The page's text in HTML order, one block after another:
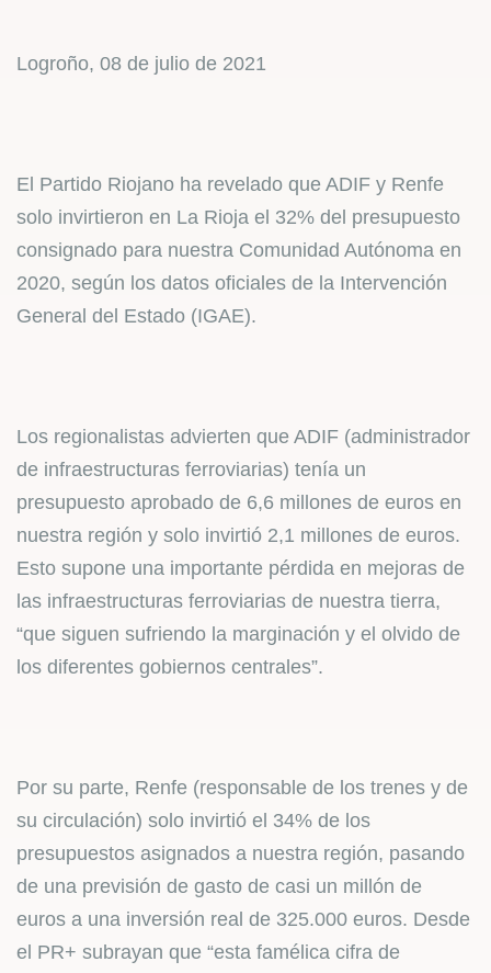
Logroño, 08 de julio de 2021
El Partido Riojano ha revelado que ADIF y Renfe
solo invirtieron en La Rioja el 32% del presupuesto
consignado para nuestra Comunidad Autónoma en
2020, según los datos oficiales de la Intervención
General del Estado (IGAE).
Los regionalistas advierten que ADIF (administrador
de infraestructuras ferroviarias) tenía un
presupuesto aprobado de 6,6 millones de euros en
nuestra región y solo invirtió 2,1 millones de euros.
Esto supone una importante pérdida en mejoras de
las infraestructuras ferroviarias de nuestra tierra,
“que siguen sufriendo la marginación y el olvido de
los diferentes gobiernos centrales”.
Por su parte, Renfe (responsable de los trenes y de
su circulación) solo invirtió el 34% de los
presupuestos asignados a nuestra región, pasando
de una previsión de gasto de casi un millón de
euros a una inversión real de 325.000 euros. Desde
el PR+ subrayan que “esta famélica cifra de